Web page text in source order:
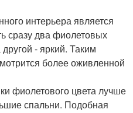
интерьера является
сразу два фиолетовых
- яркий. Таким
более оживленной
фиолетового цвета лучше
спальни. Подобная